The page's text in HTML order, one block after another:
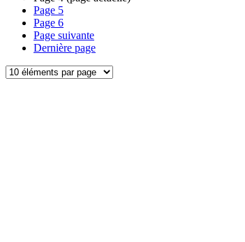
Page 5
Page 6
Page suivante
Dernière page